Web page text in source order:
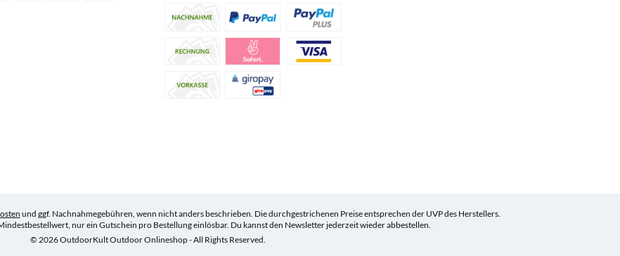
und ggf. Nachnahmegebühren, wenn nicht anders beschrieben. Die durchgestrichenen Preise entsprechen der UVP des Herstellers.
nur ein Gutschein pro Bestellung einlösbar. Du kannst den Newsletter jederzeit wieder abbestellen.
© 2026 OutdoorKult Outdoor Onlineshop - All Rights Reserved.